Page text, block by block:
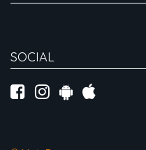
SOCIAL